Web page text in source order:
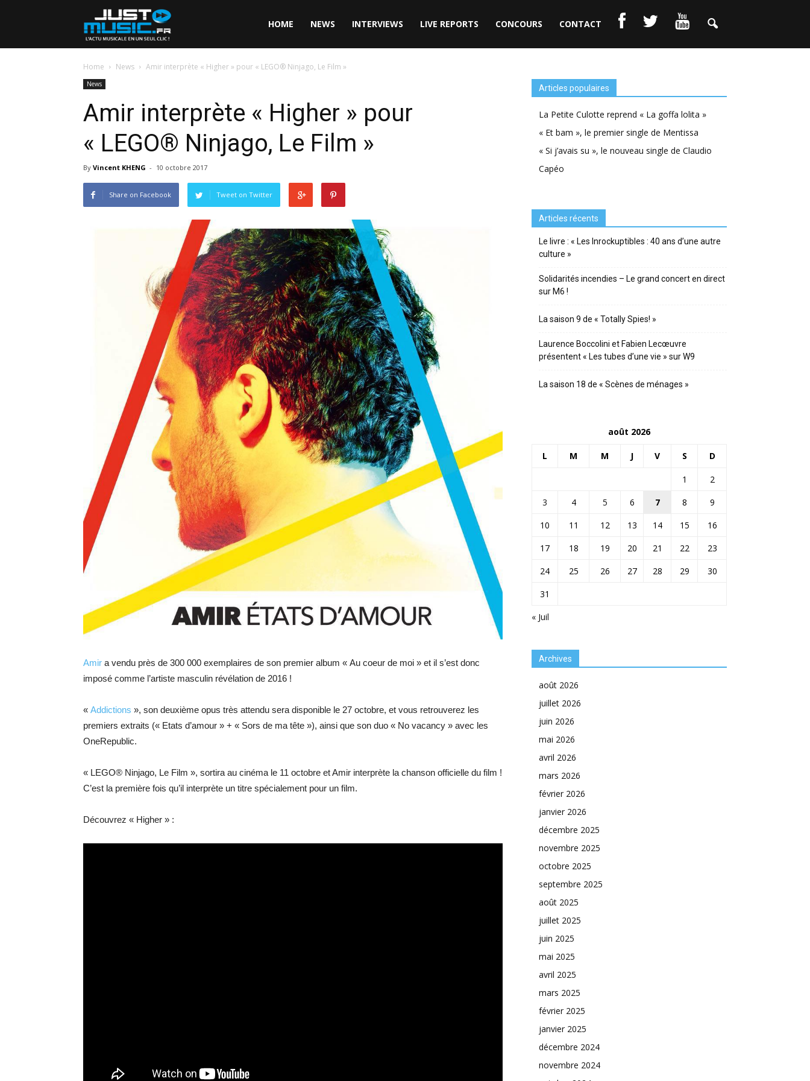
HOME NEWS INTERVIEWS LIVE REPORTS CONCOURS CONTACT
Home News Amir interprète « Higher » pour « LEGO® Ninjago, Le Film »
News
Amir interprète « Higher » pour
« LEGO® Ninjago, Le Film »
By Vincent KHENG - 10 octobre 2017
Share on Facebook Tweet on Twitter
Amir a vendu près de 300 000 exemplaires de son premier album « Au coeur de moi » et il s’est donc
imposé comme l’artiste masculin révélation de 2016 !
« Addictions », son deuxième opus très attendu sera disponible le 27 octobre, et vous retrouverez les
premiers extraits (« Etats d’amour » + « Sors de ma tête »), ainsi que son duo « No vacancy » avec les
OneRepublic.
« LEGO® Ninjago, Le Film », sortira au cinéma le 11 octobre et Amir interprète la chanson officielle du film !
C’est la première fois qu’il interprète un titre spécialement pour un film.
Découvrez « Higher » :
Articles populaires
La Petite Culotte reprend « La goffa lolita »
« Et bam », le premier single de Mentissa
« Si j’avais su », le nouveau single de Claudio
Capéo
Articles récents
Le livre : « Les Inrockuptibles : 40 ans d’une autre
culture »
Solidarités incendies – Le grand concert en direct
sur M6 !
La saison 9 de « Totally Spies! »
Laurence Boccolini et Fabien Lecœuvre
présentent « Les tubes d’une vie » sur W9
La saison 18 de « Scènes de ménages »
août 2026
L M M J V S D
« Juil
1
2
3
4 5 6 7 8
9
10
11 12 13 14 15
16
17
18 19 20 21 22
23
24
25 26 27 28 29
30
31
Archives
août 2026
juillet 2026
juin 2026
mai 2026
avril 2026
mars 2026
février 2026
janvier 2026
décembre 2025
novembre 2025
octobre 2025
septembre 2025
août 2025
juillet 2025
juin 2025
mai 2025
avril 2025
mars 2025
février 2025
janvier 2025
décembre 2024
novembre 2024